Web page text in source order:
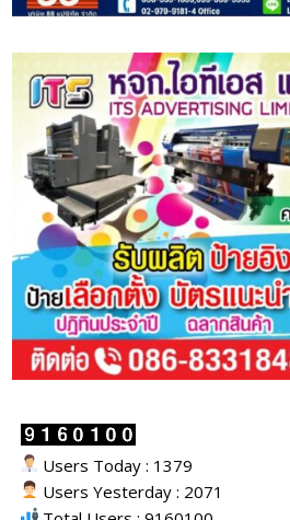
Users Today : 1379
Users Yesterday : 2071